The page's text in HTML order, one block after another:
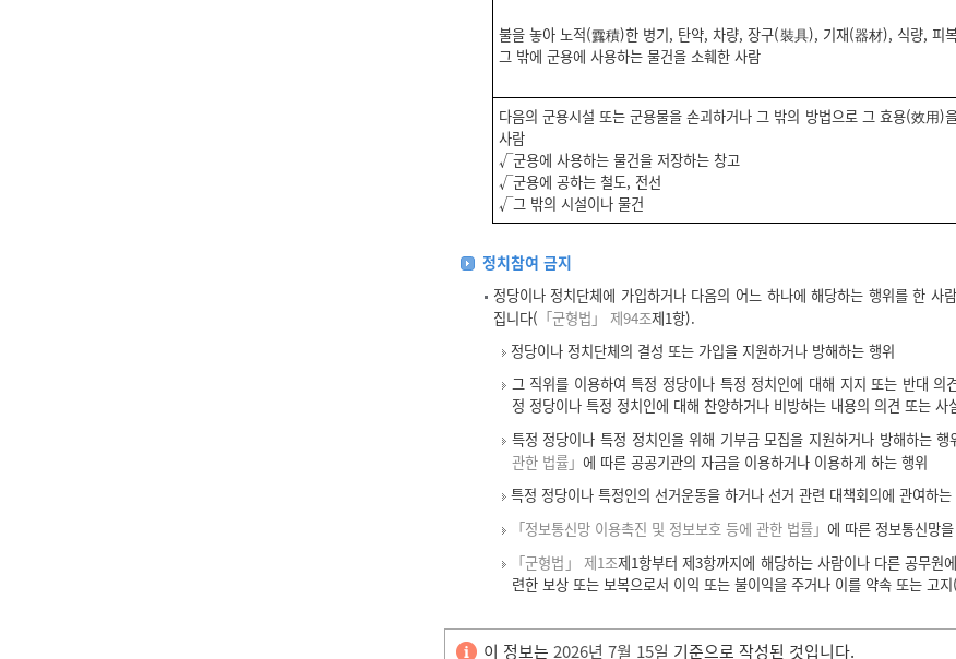
불을 놓아 노적(露積)한 병기, 탄약, 차량, 장구(裝具), 기재(器材), 식량, 피
그 밖에 군용에 사용하는 물건을 소훼한 사람
다음의 군용시설 또는 군용물을 손괴하거나 그 밖의 방법으로 그 효용(效用)
사람
√군용에 사용하는 물건을 저장하는 창고
√군용에 공하는 철도, 전선
√그 밖의 시설이나 물건
정치참여 금지
정당이나 정치단체에 가입하거나 다음의 어느 하나에 해당하는 행위를 한 사
집니다( 「군형법」 제94조제1항).
정당이나 정치단체의 결성 또는 가입을 지원하거나 방해하는 행위
그 직위를 이용하여 특정 정당이나 특정 정치인에 대해 지지 또는 반대
정 정당이나 특정 정치인에 대해 찬양하거나 비방하는 내용의 의견 또는 사
특정 정당이나 특정 정치인을 위해 기부금 모집을 지원하거나 방해하는 행
관한 법률」 에 따른 공공기관의 자금을 이용하거나 이용하게 하는 행위
특정 정당이나 특정인의 선거운동을 하거나 선거 관련 대책회의에 관여하는
「정보통신망 이용촉진 및 정보보호 등에 관한 법률」 에 따른 정보통신망
「군형법」 제1조제1항부터 제3항까지에 해당하는 사람이나 다른 공무
련한 보상 또는 보복으로서 이익 또는 불이익을 주거나 이를 약속 또는 고
이 정보는 2026년 7월 15일 기준으로 작성된 것입니다.